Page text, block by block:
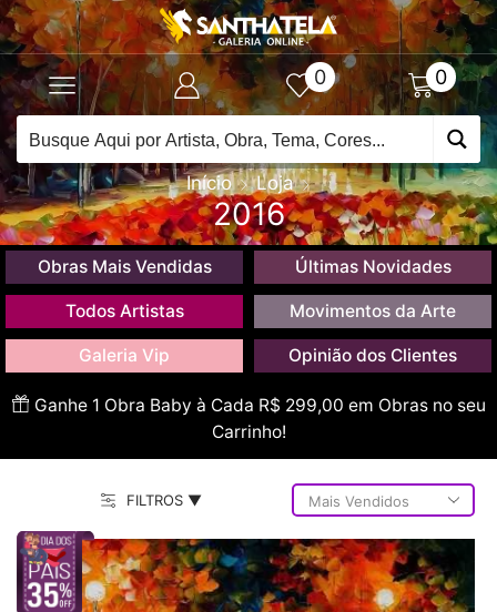
0 0
Início Loja
2016
Obras Mais Vendidas Últimas Novidades
Todos Artistas Movimentos da Arte
Galeria Vip Opinião dos Clientes
Ganhe 1 Obra Baby à Cada R$ 299,00 em Obras no seu
Carrinho!
FILTROS ▼